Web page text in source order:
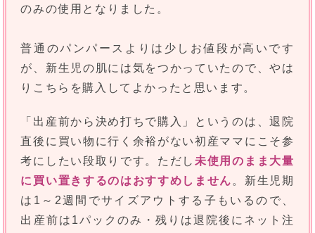
のみの使用となりました。
普通のパンパースよりは少しお値段が高いです
が、新生児の肌には気をつかっていたので、やは
りこちらを購入してよかったと思います。
「出産前から決め打ちで購入」というのは、退院
直後に買い物に行く余裕がない初産ママにこそ参
考にしたい段取りです。ただし未使用のまま大量
に買い置きするのはおすすめしません 。新生児期
は1～2週間でサイズアウトする子もいるので、
出産前は1パックのみ・残りは退院後にネット注